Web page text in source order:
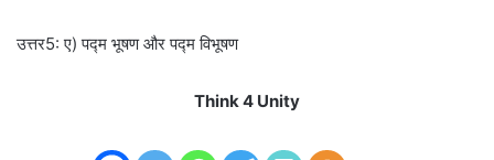
उत्तर5: ए) पद्म भूषण और पद्म विभूषण
Think 4 Unity